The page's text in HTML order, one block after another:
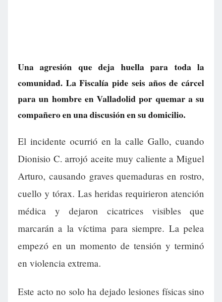
Una agresión que deja huella para toda la
comunidad. La Fiscalía pide seis años de cárcel
para un hombre en Valladolid por quemar a su
compañero en una discusión en su domicilio.
El incidente ocurrió en la calle Gallo, cuando
Dionisio C. arrojó aceite muy caliente a Miguel
Arturo, causando graves quemaduras en rostro,
cuello y tórax. Las heridas requirieron atención
médica y dejaron cicatrices visibles que
marcarán a la víctima para siempre. La pelea
empezó en un momento de tensión y terminó
en violencia extrema.
Este acto no solo ha dejado lesiones físicas sino